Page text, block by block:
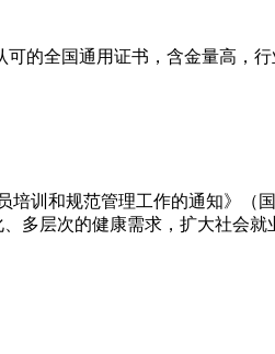
可的全国通用证书，含金量高，
训和规范管理工作的通知》（
多层次的健康需求，扩大社会